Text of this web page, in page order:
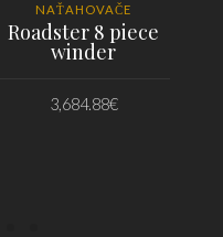
NAŤAHOVAČE
Roadster 8 piece
winder
3,684.88€